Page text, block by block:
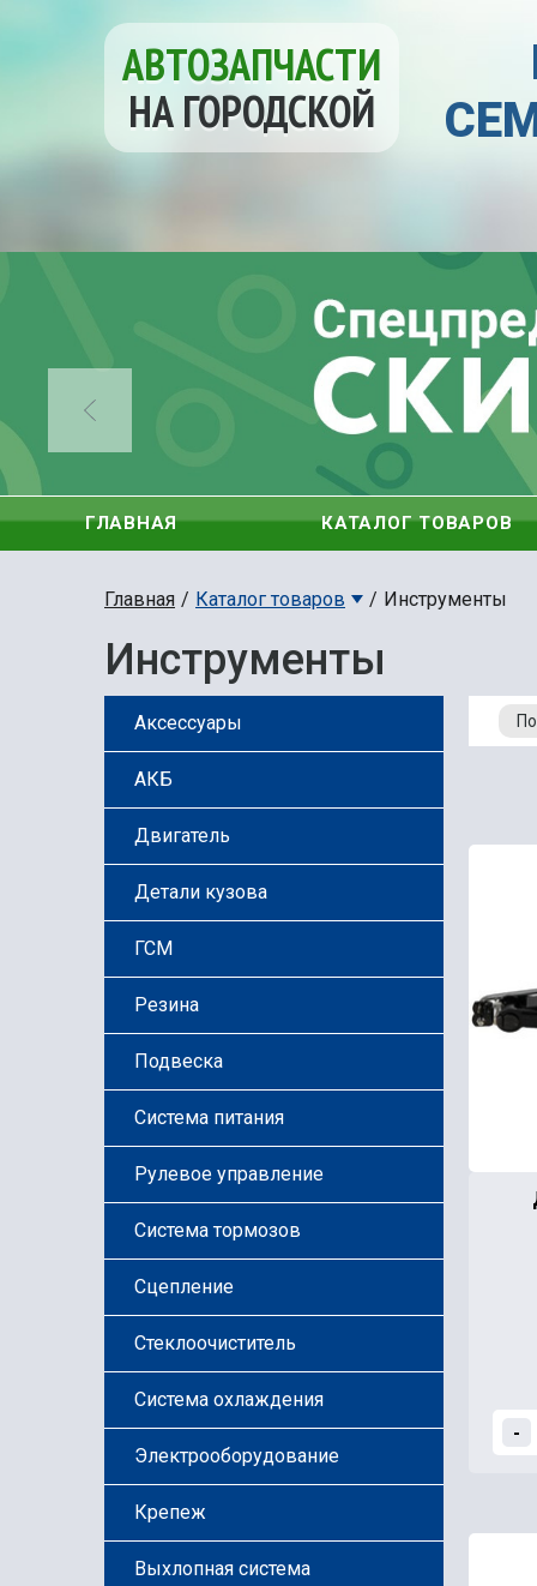
АВТОЗАПЧАСТИ
НА ГОРОДСКОЙ
ГЛАВНАЯ КАТАЛОГ ТОВАРОВ
Главная Каталог товаров Инструменты
Инструменты
Аксессуары
АКБ
Двигатель
Детали кузова
ГСМ
Резина
Подвеска
Система питания
Рулевое управление
Система тормозов
Сцепление
Стеклоочиститель
Система охлаждения
Электрооборудование
Крепеж
Выхлопная система
-